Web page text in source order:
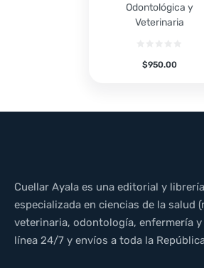
Odontológica y
Veterinaria
$950.00
Cuellar Ayala es una editorial y
especializada en ciencias de la salud
veterinaria, odontología, enfermería y
línea 24/7 y envíos a toda la